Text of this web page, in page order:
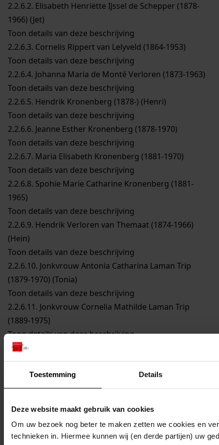
Toestemming Details
Deze website maakt gebruik van cookies
Om uw bezoek nog beter te maken zetten we cookies en
technieken in. Hiermee kunnen wij (en derde partijen) uw
2.2.6.2. Elisabeth Henriëtte IJssel de Schepper (1878-
1966) (Jet)
Toon details van deze beschrijving
2.2.6.3. Cornelis Rippert van Lelyveld (1864-1953)
Toon details van deze beschrijving
2.2.6.4. Johanna Maria de Monté Verloren (1873-1963)
Toon details van deze beschrijving
2.2.6.5. Hendrik Kronenberg (1878-) (Henri)
Toon details van deze beschrijving
2.2.6.6. Jeanne Esther Kronenberg (1878-1970)
Toon details van deze beschrijving
2.2.6.7. Maria Elisabeth Kronenberg (1881-1970)
Toon details van deze beschrijving
2.2.6.8. Spohie Marie Catharine Kronenberg (1881-
1965)
Toon details van deze beschrijving
2.2.6.9. Hendrik Verloren van Themaat (1874-1966)
(Hein)
Toon details van deze beschrijving
2.2.6.10. Jonkvrouw Antonia Catharina Laman Trip
(1879-1970) (Tonia)
Toon details van deze beschrijving
2.2.6.11. Jonkvrouw Cornelia Mathilde Laman Trip
(1889-1975)
Toon details van deze beschrijving
2.2.6.12.
Toon details van deze beschrijving
2.2.6.13.Elize Henriette Adelaide Verloren van Themaat
(1876-1970) (Lies)
Album met foto's van bustes, beelden en
schilderijen e.d. in Italië, mogelijk afkomstig van E.H.A.